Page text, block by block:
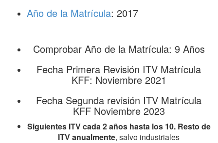
Año de la Matrícula: 2017
Comprobar Año de la Matrícula: 9 Años
Fecha Primera Revisión ITV Matrícula
KFF: Noviembre 2021
Fecha Segunda revisión ITV Matrícula
KFF Noviembre 2023
Siguientes ITV cada 2 años hasta los 10. Resto de
ITV anualmente, salvo industriales